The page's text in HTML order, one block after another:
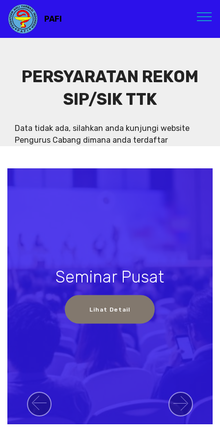
PAFI
PERSYARATAN REKOM
SIP/SIK TTK
Data tidak ada, silahkan anda kunjungi website
Pengurus Cabang dimana anda terdaftar
Seminar Pusat
Lihat Detail
Previous Next